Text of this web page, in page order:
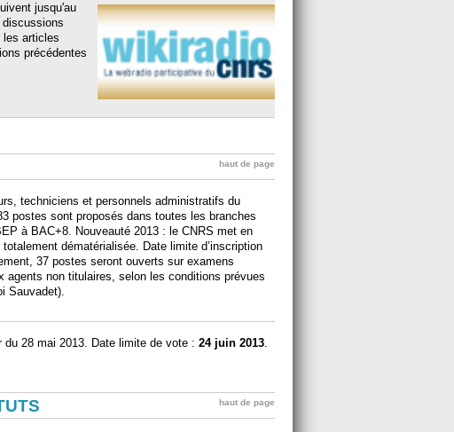
jusqu'au
les articles
précédentes
haut de page
techniciens et personnels administratifs du
postes sont proposés dans toutes les branches
à BAC+8. Nouveauté 2013 : le CNRS met en
dématérialisée. Date limite d’inscription
37 postes seront ouverts sur examens
agents non titulaires, selon les conditions prévues
Sauvadet).
28 mai 2013. Date limite de vote : 24 juin 2013.
haut de page